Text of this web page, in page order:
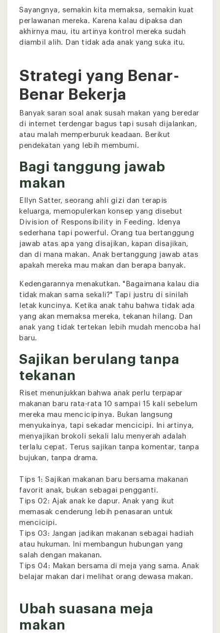
Sayangnya, semakin kita memaksa, semakin kuat
perlawanan mereka. Karena kalau dipaksa dan
akhirnya mau, itu artinya kontrol mereka sudah
diambil alih. Dan tidak ada anak yang suka itu.
Strategi yang Benar-
Benar Bekerja
Banyak saran soal anak susah makan yang beredar
di internet terdengar bagus tapi susah dijalankan,
atau malah memperburuk keadaan. Berikut
pendekatan yang lebih membumi.
Bagi tanggung jawab
makan
Ellyn Satter, seorang ahli gizi dan terapis
keluarga, memopulerkan konsep yang disebut
Division of Responsibility in Feeding. Idenya
sederhana tapi powerful. Orang tua bertanggung
jawab atas apa yang disajikan, kapan disajikan,
dan di mana makan. Anak bertanggung jawab atas
apakah mereka mau makan dan berapa banyak.
Kedengarannya menakutkan. "Bagaimana kalau dia
tidak makan sama sekali?" Tapi justru di sinilah
letak kuncinya. Ketika anak tahu bahwa tidak ada
yang akan memaksa mereka, tekanan hilang. Dan
anak yang tidak tertekan lebih mudah mencoba hal
baru.
Sajikan berulang tanpa
tekanan
Riset menunjukkan bahwa anak perlu terpapar
makanan baru rata-rata 10 sampai 15 kali sebelum
mereka mau mencicipinya. Bukan langsung
menyukainya, tapi sekadar mencicipi. Ini artinya,
menyajikan brokoli sekali lalu menyerah adalah
terlalu cepat. Terus sajikan tanpa komentar, tanpa
bujukan, tanpa drama.
Tips 1: Sajikan makanan baru bersama makanan
favorit anak, bukan sebagai pengganti.
Tips 02: Ajak anak ke dapur. Anak yang ikut
memasak cenderung lebih penasaran untuk
mencicipi.
Tips 03: Jangan jadikan makanan sebagai hadiah
atau hukuman. Ini membangun hubungan yang
salah dengan makanan.
Tips 04: Makan bersama di meja yang sama. Anak
belajar makan dari melihat orang dewasa makan.
Ubah suasana meja
makan